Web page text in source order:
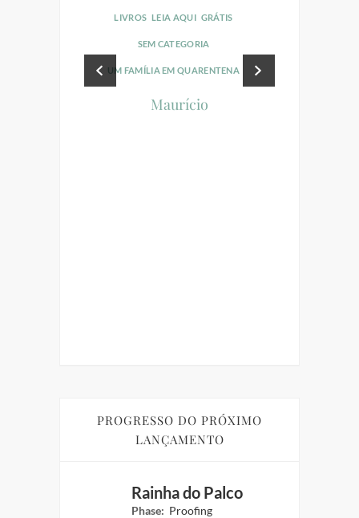
GRÁTIS
LEIA AQUI
LIVROS
SEM CATEGORIA
UM FAMÍLIA EM QUARENTENA
Maurício
PROGRESSO DO PRÓXIMO
LANÇAMENTO
Rainha do Palco
Phase: Proofing